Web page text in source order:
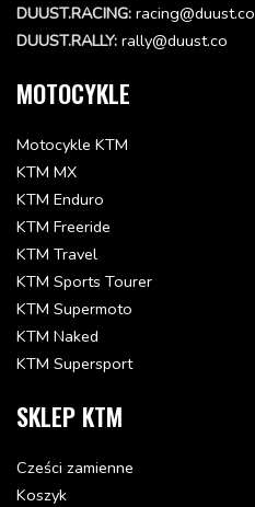
DUUST.RACING: racing@duust.co
DUUST.RALLY: rally@duust.co
MOTOCYKLE
Motocykle KTM
KTM MX
KTM Enduro
KTM Freeride
KTM Travel
KTM Sports Tourer
KTM Supermoto
KTM Naked
KTM Supersport
SKLEP KTM
Cześci zamienne
Koszyk